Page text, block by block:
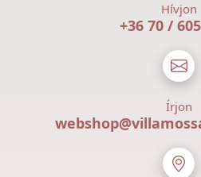
Hívjon
+36 70 /
Írjon